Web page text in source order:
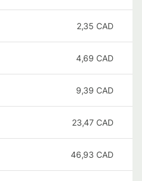
2,35 CAD
4,69 CAD
9,39 CAD
23,47 CAD
46,93 CAD